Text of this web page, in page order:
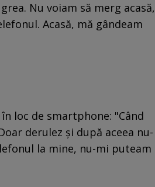
Nu voiam să merg acasă,
Acasă, mă gândeam
loc de smartphone: "Când
derulez și după aceea nu-
la mine, nu-mi puteam